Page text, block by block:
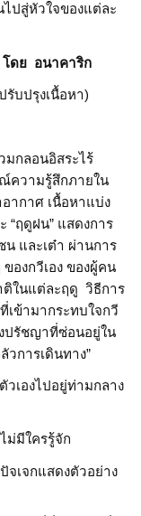
ปสู่หัวใจของแต่ละ
ดย อนาคาริก
บปรุงเนื้อหา)
มกลอนอิสระไร้
ความรู้สึกภายใน
ากาศ เนื้อหาแบ่ง
“ฤดูฝน” แสดงการ
และเต๋า ผ่านการ
องกวีเอง ของผู้คน
ติในแต่ละฤดู วิธีการ
ข้ามากระทบใจกวี
ปรัชญาที่ซ่อนอยู่ใน
วการเดินทาง”
มกลาง
จัก
วอย่าง